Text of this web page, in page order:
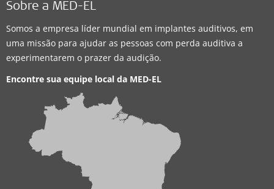
Sobre a MED-EL
Somos a empresa líder mundial em implantes auditivos, em
uma missão para ajudar as pessoas com perda auditiva a
experimentarem o prazer da audição.
Encontre sua equipe local da MED-EL